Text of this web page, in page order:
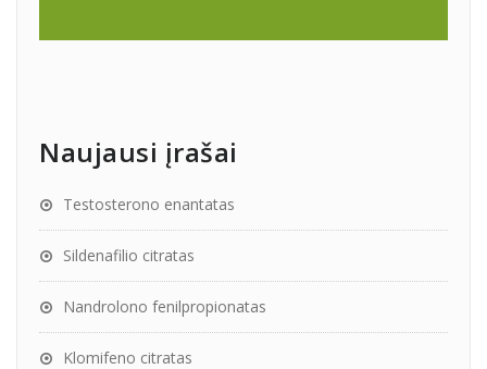
Naujausi įrašai
Testosterono enantatas
Sildenafilio citratas
Nandrolono fenilpropionatas
Klomifeno citratas